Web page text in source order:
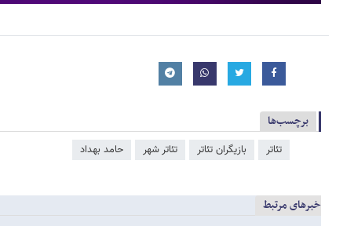
برچسب‌ها
تئاتر بازیگران تئاتر تئاتر شهر حامد بهداد
خبرهای مرتبط